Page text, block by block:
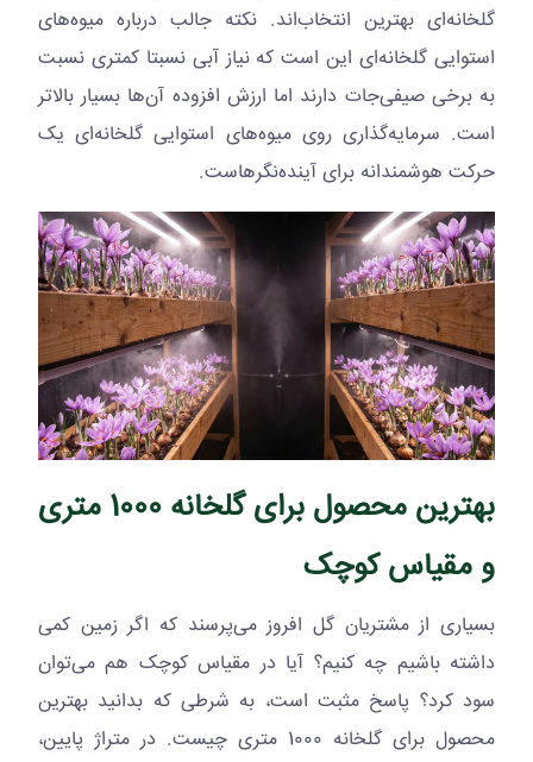
گلخانه‌ای بهترین انتخاب‌اند. نکته جالب درباره میوه‌های
استوایی گلخانه‌ای این است که نیاز آبی نسبتا کمتری نسبت
به برخی صیفی‌جات دارند اما ارزش افزوده آن‌ها بسیار بالاتر
است. سرمایه‌گذاری روی میوه‌های استوایی گلخانه‌ای یک
حرکت هوشمندانه برای آینده‌نگرهاست.
بهترین محصول برای گلخانه 1000 متری
و مقیاس کوچک
بسیاری از مشتریان گل افروز می‌پرسند که اگر زمین کمی
داشته باشیم چه کنیم؟ آیا در مقیاس کوچک هم می‌توان
سود کرد؟ پاسخ مثبت است، به شرطی که بدانید بهترین
محصول برای گلخانه 1000 متری چیست. در متراژ پایین،